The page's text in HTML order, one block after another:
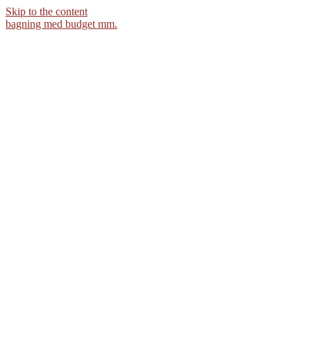
Skip to the content
bagning med budget mm.